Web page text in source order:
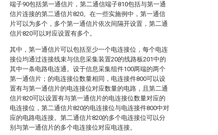
端子90包括第一通信片，第二通信端子810包括与第一通
信片连接的第二通信片820。在一些实施例中，第一通信
片可以为多个，多个第一通信片依次间隔开设置，第二通
信片820可以对应设置有多个。
其中，第一通信片可以包括至少一个电连接位，每个电连
接位均通过连接线束与信息采集装置20的线路板201中的
其中一条电路电连通。设于信息采集组件100两端的两个
第一通信片；的电连接位数量相同，电连接件800可以设
置有与第一通信片的电连接位对应数量的电路，且第二通
信片820可以设置有与第一通信片的电连接位数量对应的
电连接位，第二通信片820的电连接位与电连接件800中对
应的电路电连接。第二通信片820的多个电连接位可以分
别与第一通信片的多个电连接位对应电连接。